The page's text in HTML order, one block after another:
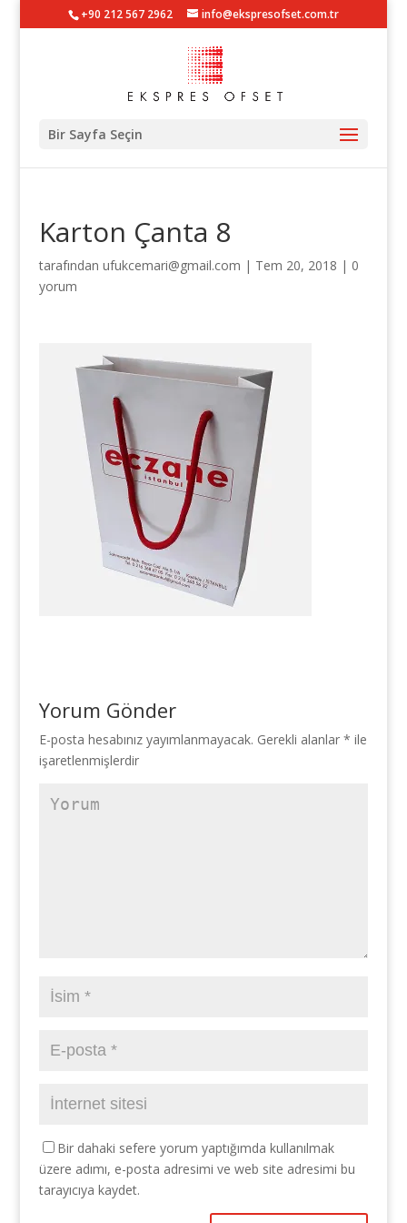
+90 212 567 2962 info@ekspresofset.com.tr
Bir Sayfa Seçin
Karton Çanta 8
tarafından ufukcemari@gmail.com | Tem 20, 2018 | 0
yorum
Yorum Gönder
E-posta hesabınız yayımlanmayacak. Gerekli alanlar * ile
işaretlenmişlerdir
Bir dahaki sefere yorum yaptığımda kullanılmak
üzere adımı, e-posta adresimi ve web site adresimi bu
tarayıcıya kaydet.